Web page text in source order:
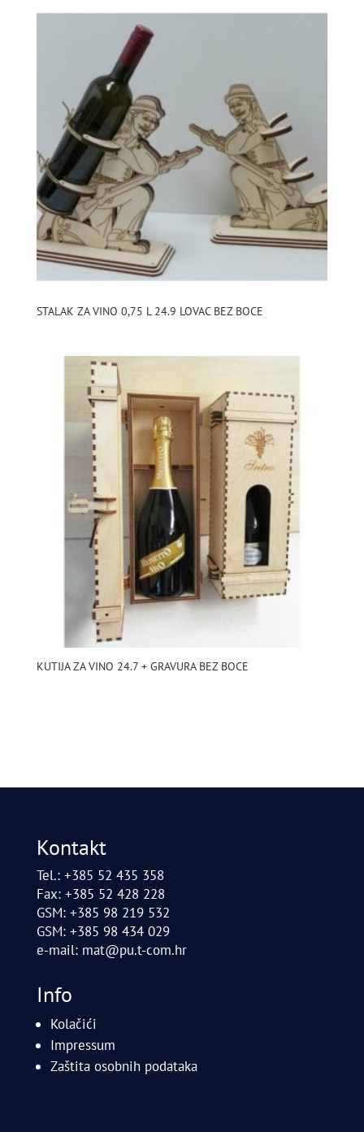
STALAK ZA VINO 0,75 L 24.9 LOVAC BEZ BOCE
KUTIJA ZA VINO 24.7 + GRAVURA BEZ BOCE
Kontakt
Tel.: +385 52 435 358
Fax: +385 52 428 228
GSM: +385 98 219 532
GSM: +385 98 434 029
e-mail: mat@pu.t-com.hr
Info
Kolačići
Impressum
Zaštita osobnih podataka